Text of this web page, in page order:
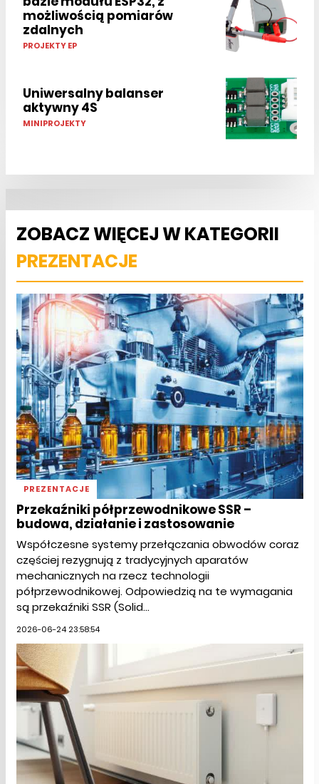
możliwością pomiarów
zdalnych
PROJEKTY EP
Uniwersalny balanser
aktywny 4S
MINIPROJEKTY
ZOBACZ WIĘCEJ W KATEGORII
PREZENTACJE
PREZENTACJE
Przekaźniki półprzewodnikowe SSR –
budowa, działanie i zastosowanie
Współczesne systemy przełączania obwodów coraz
częściej rezygnują z tradycyjnych aparatów
mechanicznych na rzecz technologii
półprzewodnikowej. Odpowiedzią na te wymagania
są przekaźniki SSR (Solid...
2026-06-24 23:58:54